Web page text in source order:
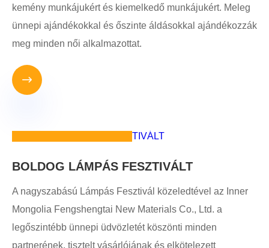
kemény munkájukért és kiemelkedő munkájukért. Meleg
ünnepi ajándékokkal és őszinte áldásokkal ajándékozzák
meg minden női alkalmazottat.

BOLDOG LÁMPÁS FESZTIVÁLT
A nagyszabású Lámpás Fesztivál közeledtével az Inner
Mongolia Fengshengtai New Materials Co., Ltd. a
legőszintébb ünnepi üdvözletét köszönti minden
partnerének, tisztelt vásárlójának és elkötelezett